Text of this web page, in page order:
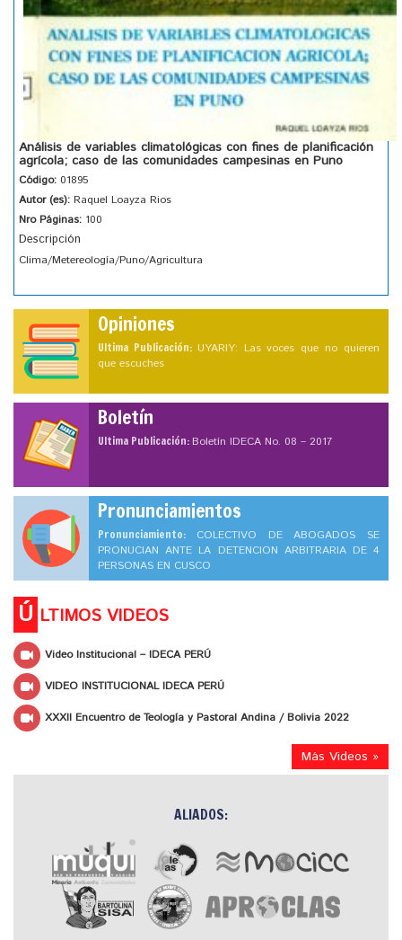
Análisis de variables climatológicas con fines de planificación
agrícola; caso de las comunidades campesinas en Puno
Código: 01895
Autor (es): Raquel Loayza Rios
Nro Páginas: 100
Descripción
Clima/Metereología/Puno/Agricultura
Opiniones
Ultima Publicación: UYARIY: Las voces que no quieren
que escuches
Boletín
Ultima Publicación:Boletín IDECA No. 08 – 2017
Pronunciamientos
Pronunciamiento: COLECTIVO DE ABOGADOS SE
PRONUCIAN ANTE LA DETENCION ARBITRARIA DE 4
PERSONAS EN CUSCO
Ú LTIMOS VIDEOS
Video Institucional – IDECA PERÚ
VIDEO INSTITUCIONAL IDECA PERÚ
XXXII Encuentro de Teología y Pastoral Andina / Bolivia 2022
Más Videos »
ALIADOS: